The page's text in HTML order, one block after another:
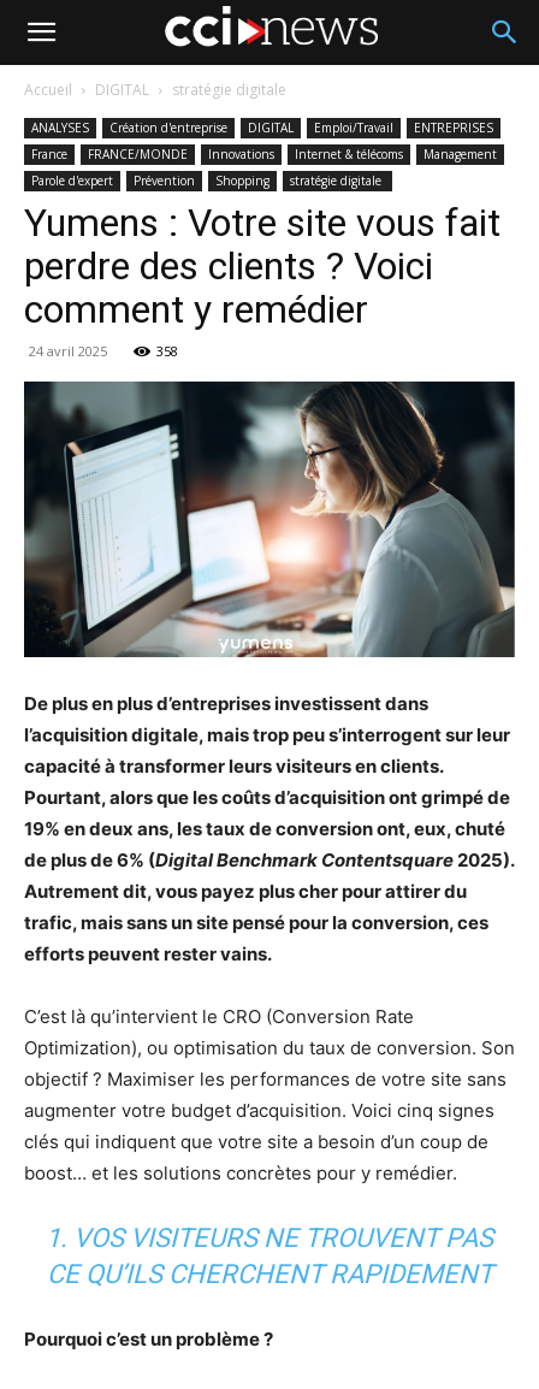
Accueil DIGITAL stratégie digitale
ANALYSES Création d'entreprise DIGITAL Emploi/Travail
ENTREPRISES
France
FRANCE/MONDE Innovations Internet & télécoms
Management
Parole d'expert
Prévention Shopping stratégie digitale
Yumens : Votre site vous fait
perdre des clients ? Voici
comment y remédier
24 avril 2025 358
De plus en plus d’entreprises investissent dans
l’acquisition digitale, mais trop peu s’interrogent sur leur
capacité à transformer leurs visiteurs en clients.
Pourtant, alors que les coûts d’acquisition ont grimpé de
19% en deux ans, les taux de conversion ont, eux, chuté
de plus de 6% (Digital Benchmark Contentsquare2025).
Autrement dit, vous payez plus cher pour attirer du
trafic, mais sans un site pensé pour la conversion, ces
efforts peuvent rester vains.
C’est là qu’intervient le CRO (Conversion Rate
Optimization), ou optimisation du taux de conversion. Son
objectif ? Maximiser les performances de votre site sans
augmenter votre budget d’acquisition. Voici cinq signes
clés qui indiquent que votre site a besoin d’un coup de
boost… et les solutions concrètes pour y remédier.
1. VOS VISITEURS NE TROUVENT PAS
CE QU’ILS CHERCHENT RAPIDEMENT
Pourquoi c’est un problème ?